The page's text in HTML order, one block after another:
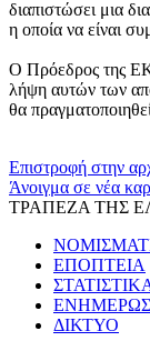
διαπιστώσει μια
η οποία να είναι
Ο Πρόεδρος της
λήψη αυτών των
θα
Επιστροφή στην
Άνοιγμα σε νέα
ΤΡΑΠΕΖΑ ΤΗΣ
ΕΠΟΠΤΕΙΑ
ΔΙΚΤΥΟ